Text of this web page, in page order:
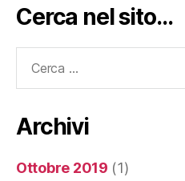
Cerca nel sito…
Archivi
Ottobre 2019 (1)